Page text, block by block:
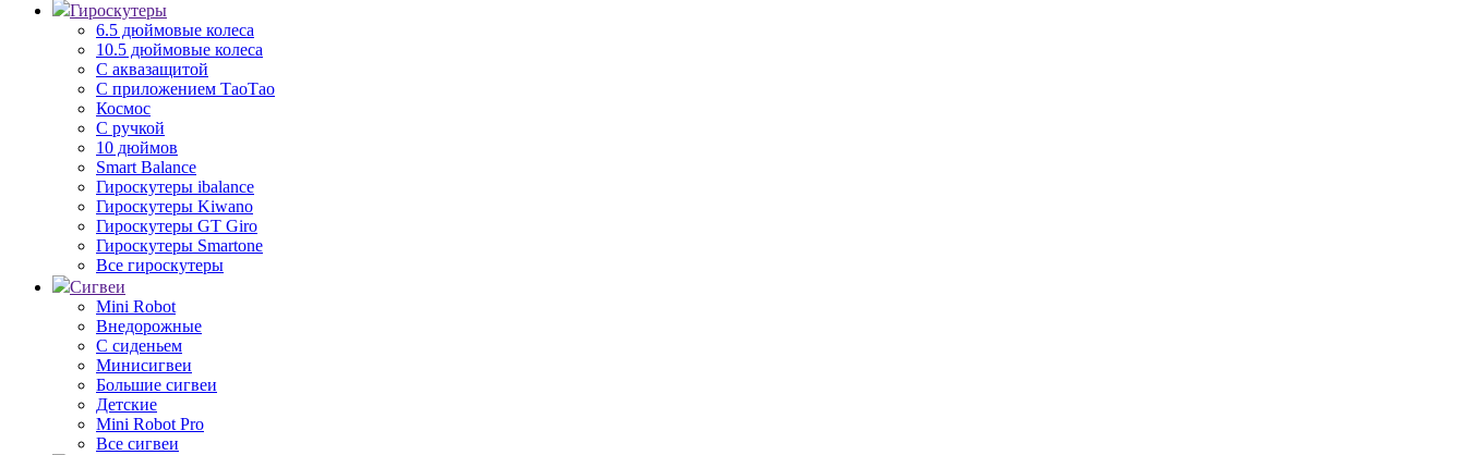
Гироскутеры
6.5 дюймовые колеса
10.5 дюймовые колеса
С аквазащитой
С приложением ТаоТао
Космос
С ручкой
10 дюймов
Smart Balance
Гироскутеры ibalance
Гироскутеры Kiwano
Гироскутеры GT Giro
Гироскутеры Smartone
Все гироскутеры
Сигвеи
Mini Robot
Внедорожные
С сиденьем
Минисигвеи
Большие сигвеи
Детские
Mini Robot Pro
Все сигвеи